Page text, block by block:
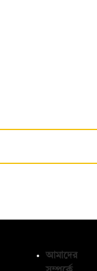
আমাদের